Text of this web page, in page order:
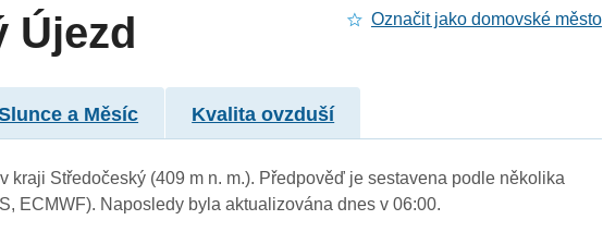
Újezd Označit jako domovské město
a Měsíc Kvalita ovzduší
kraji Středočeský (409 m n. m.). Předpověď je sestavena podle několika
ECMWF). Naposledy byla aktualizována dnes v 06:00.